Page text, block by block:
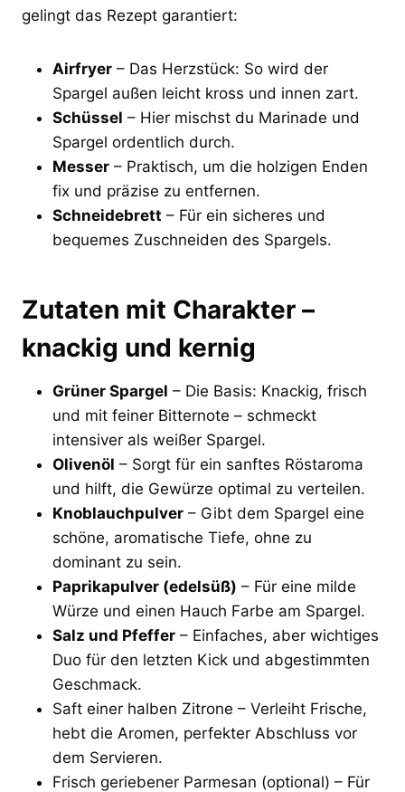
gelingt das Rezept garantiert:
Airfryer – Das Herzstück: So wird der
Spargel außen leicht kross und innen zart.
Schüssel – Hier mischst du Marinade und
Spargel ordentlich durch.
Messer – Praktisch, um die holzigen Enden
fix und präzise zu entfernen.
Schneidebrett – Für ein sicheres und
bequemes Zuschneiden des Spargels.
Zutaten mit Charakter –
knackig und kernig
Grüner Spargel – Die Basis: Knackig, frisch
und mit feiner Bitternote – schmeckt
intensiver als weißer Spargel.
Olivenöl – Sorgt für ein sanftes Röstaroma
und hilft, die Gewürze optimal zu verteilen.
Knoblauchpulver – Gibt dem Spargel eine
schöne, aromatische Tiefe, ohne zu
dominant zu sein.
Paprikapulver (edelsüß) – Für eine milde
Würze und einen Hauch Farbe am Spargel.
Salz und Pfeffer – Einfaches, aber wichtiges
Duo für den letzten Kick und abgestimmten
Geschmack.
Saft einer halben Zitrone – Verleiht Frische,
hebt die Aromen, perfekter Abschluss vor
dem Servieren.
Frisch geriebener Parmesan (optional) – Für